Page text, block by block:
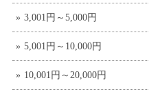
3,001円～5,000円
5,001円～10,000円
10,001円～20,000円